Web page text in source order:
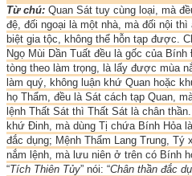
Từ chú: Quan Sát tuy cùng loại, mà
đệ, đối ngoại là một nhà, mà đối nội
biệt gia tộc, không thể hỗn tạp được.
Ngọ Mùi Dần Tuất đều là gốc của
tòng theo làm trọng, là lấy được mùa
làm quý, không luận khứ Quan hoặc
họ Thẩm, đều là Sát cách tạp Quan,
lệnh Thất Sát thì Thất Sát là chân
khứ Đinh, mà dùng Tị chứa Bính Hỏa
đắc dụng; Mệnh Thẩm Lang Trung,
nắm lệnh, mà lưu niên ở trên có Bính
“Tích Thiên Tủy” nói: “Chân thần đắc